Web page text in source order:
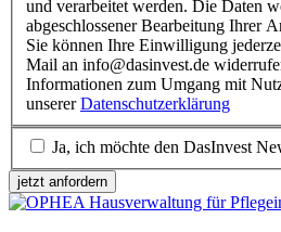
und verarbeitet werden. Die Daten
abgeschlossener Bearbeitung Ihrer
Sie können Ihre Einwilligung
Mail an info@dasinvest.de
Informationen zum Umgang mit
unsererDatenschutzerklärung
Ja, ich möchte den DasInvest
jetzt anfordern